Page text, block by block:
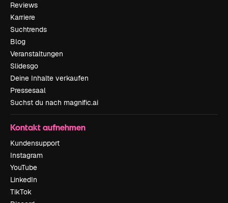
Reviews
Karriere
Suchtrends
Blog
Veranstaltungen
Slidesgo
Deine Inhalte verkaufen
Pressesaal
Suchst du nach magnific.ai
Kontakt aufnehmen
Kundensupport
Instagram
YouTube
LinkedIn
TikTok